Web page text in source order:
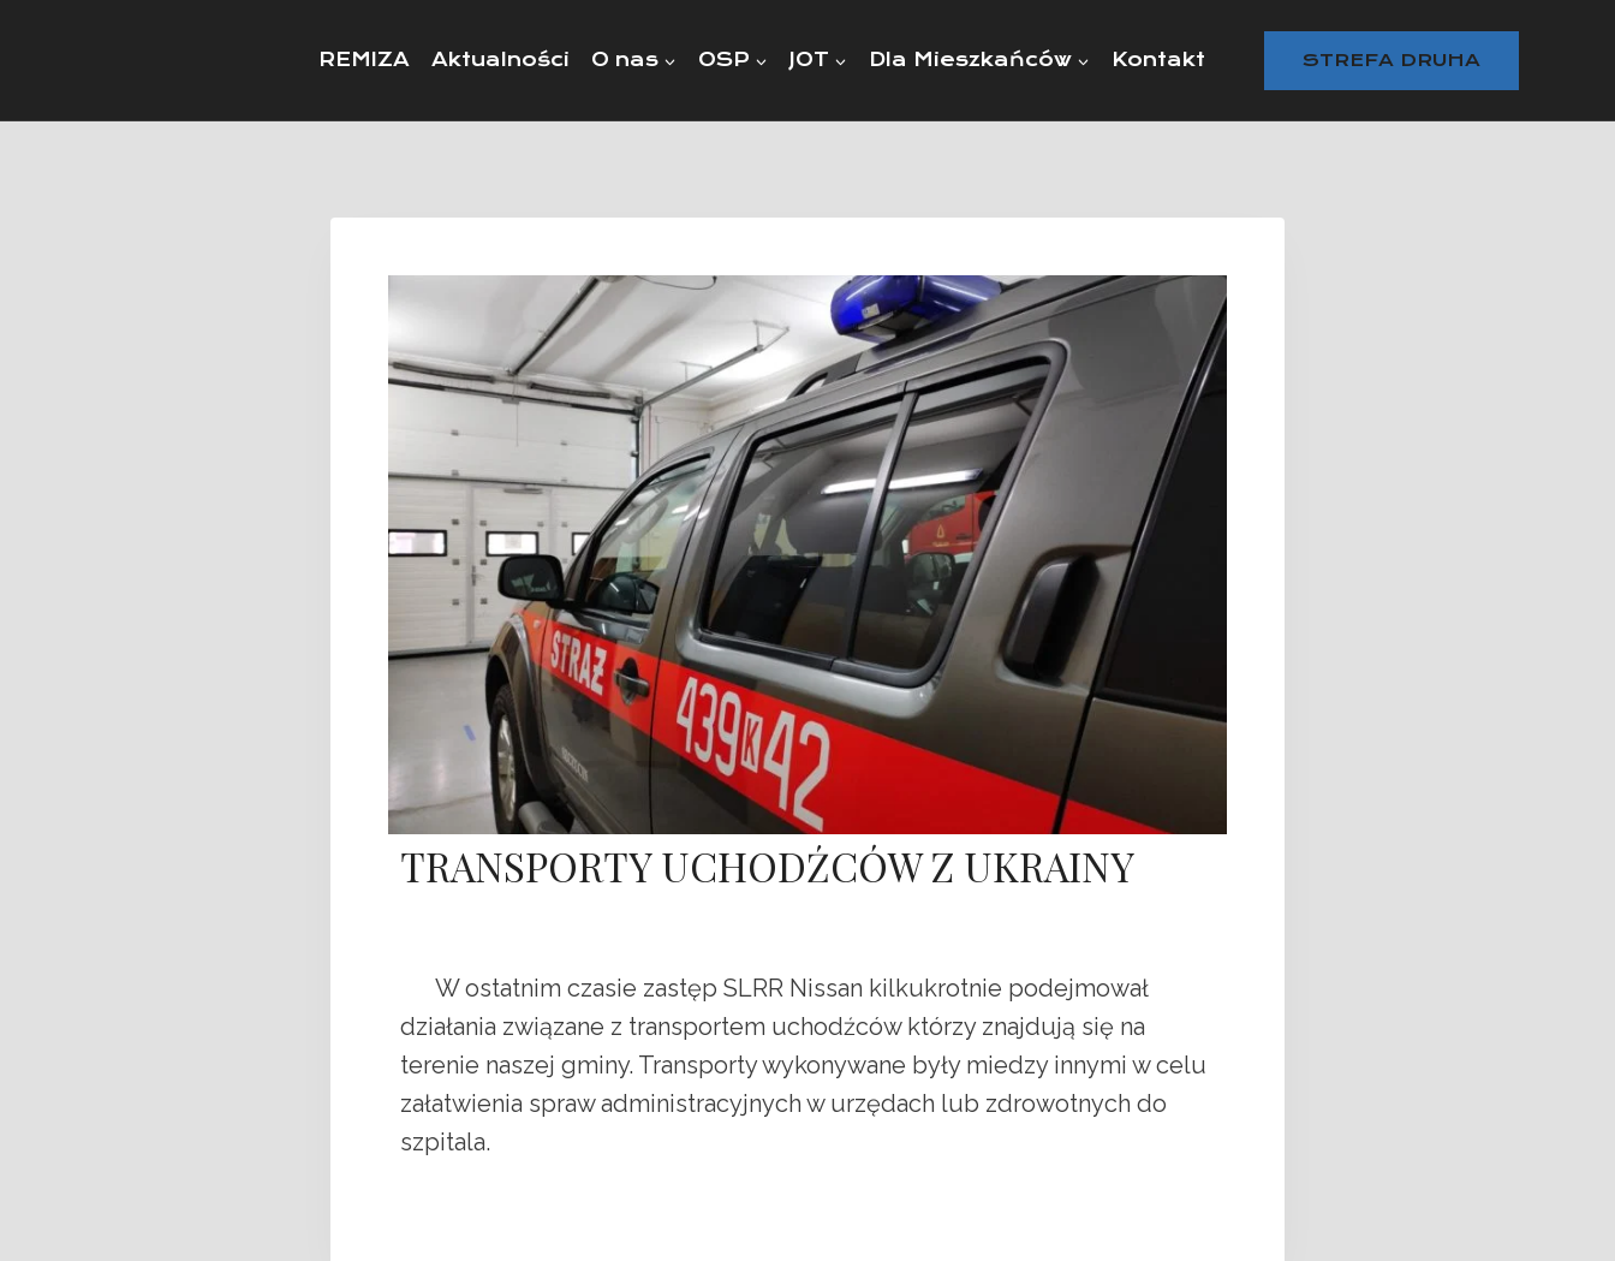
REMIZA Aktualności O nas OSP JOT Dla Mieszkańców Kontakt STREFA DRUHA
TRANSPORTY UCHODŹCÓW Z UKRAINY
W ostatnim czasie zastęp SLRR Nissan kilkukrotnie podejmował
działania związane z transportem uchodźców którzy znajdują się na
terenie naszej gminy. Transporty wykonywane były miedzy innymi w celu
załatwienia spraw administracyjnych w urzędach lub zdrowotnych do
szpitala.